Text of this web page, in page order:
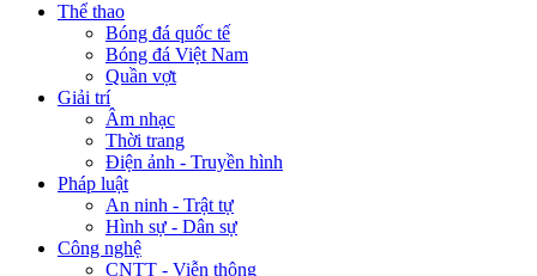
Thể thao
Bóng đá quốc tế
Bóng đá Việt Nam
Quần vợt
Giải trí
Âm nhạc
Thời trang
Điện ảnh - Truyền hình
Pháp luật
An ninh - Trật tự
Hình sự - Dân sự
Công nghệ
CNTT - Viễn thông